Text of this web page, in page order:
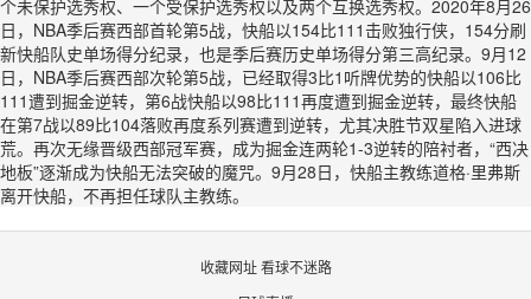
个未保护选秀权、一个受保护选秀权以及两个互换选秀权。2020年8月26
日，NBA季后赛西部首轮第5战，快船以154比111击败独行侠，154分刷
新快船队史单场得分纪录，也是季后赛历史单场得分第三高纪录。9月12
日，NBA季后赛西部次轮第5战，已经取得3比1听牌优势的快船以106比
111遭到掘金逆转，第6战快船以98比111再度遭到掘金逆转，最终快船
在第7战以89比104落败再度系列赛遭到逆转，尤其决胜节双星陷入进球
荒。再次无缘晋级西部冠军赛，成为掘金连两轮1-3逆转的陪衬者，“西决
地板”逐渐成为快船无法突破的魔咒。9月28日，快船主教练道格·里弗斯
离开快船，不再担任球队主教练。
收藏网址 看球不迷路